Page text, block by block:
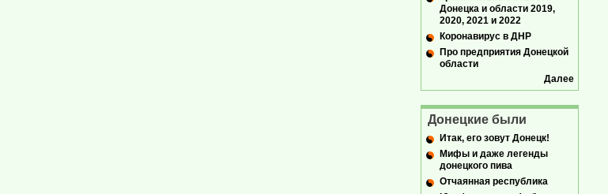
Донецка и области 2019,
2020, 2021 и 2022
Коронавирус в ДНР
Про предприятия Донецкой
области
Далее
Донецкие были
Итак, его зовут Донецк!
Мифы и даже легенды
донецкого пива
Отчаянная республика